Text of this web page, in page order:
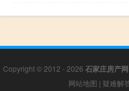
Copyright © 2012 - 2026 石家庄房产网
网站地图 | 疑难解